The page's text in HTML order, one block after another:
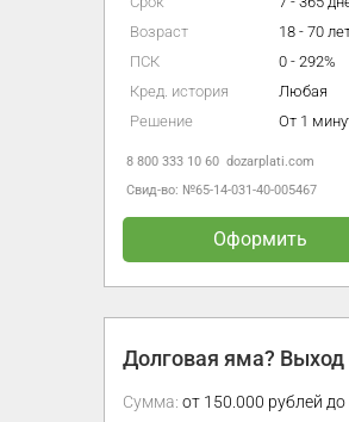
Возраст
18 - 70
ПСК
0 - 292%
Кред. история
Любая
Решение
От 1
8 800 333 10 60 dozarplati.com
Свид-во: №65-14-031-40-005467
Оформить
Долговая яма? Выход
Сумма: от 150.000 рублей